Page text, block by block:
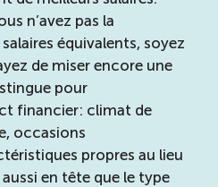
n’avez pas la
équivalents, soyez
de miser encore une
pour
financier: climat de
occasions
propres au lieu
en tête que le type